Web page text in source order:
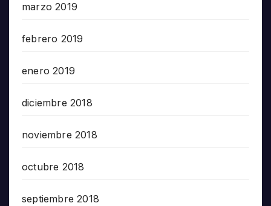
marzo 2019
febrero 2019
enero 2019
diciembre 2018
noviembre 2018
octubre 2018
septiembre 2018